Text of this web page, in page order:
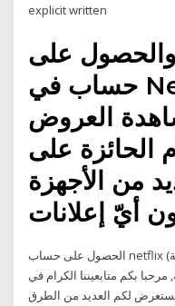
explicit written
على
حساب في Netflix بكل سهولة.
العروض
الحائزة على
من الأجهزة
الحصول على حساب netflix مجانا مدى الحياة 2020 (طريقة قانونية)
بكم متابعيننا الكرام في
لكم العديد من الطرق